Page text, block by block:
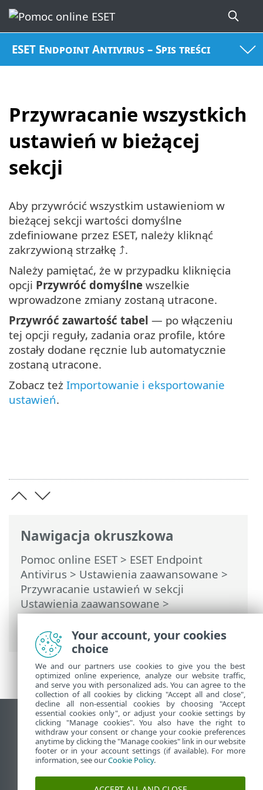
ESET Endpoint Antivirus – Spis treści
Przywracanie wszystkich
ustawień w bieżącej
sekcji
Nawigacja okruszkowa
Pomoc online ESET> ESET Endpoint
Antivirus > Ustawienia zaawansowane >
Przywracanie ustawień w sekcji
Ustawienia zaawansowane >
Przywracanie wszystkich ustawień w
bieżącej sekcji
Aby przywrócić wszystkim ustawieniom w
bieżącej sekcji wartości domyślne
zdefiniowane przez ESET, należy kliknąć
zakrzywioną strzałkę ⤴.
Należy pamiętać, że w przypadku kliknięcia
opcji Przywróć domyślne wszelkie
wprowadzone zmiany zostaną utracone.
Przywróć zawartość tabel — po włączeniu
tej opcji reguły, zadania oraz profile, które
zostały dodane ręcznie lub automatycznie
zostaną utracone.
Zobacz też Importowanie i eksportowanie
ustawień.
Wyświetl witrynę internetową dla
komputerów
End of Life
Baza wiedzy ESET
Forum ESET
Your account, your cookies
choice
We and our partners use cookies to give you the best
optimized online experience, analyze our website traffic,
and serve you with personalized ads. You can agree to the
collection of all cookies by clicking "Accept all and close",
decline all non-essential cookies by choosing "Accept
essential cookies only", or adjust your cookie settings by
clicking "Manage cookies". You also have the right to
withdraw your consent or change your cookie preferences
anytime by clicking the "Manage cookies" link in our website
footer or in your account settings (if available). For more
information, see ourCookie Policy.